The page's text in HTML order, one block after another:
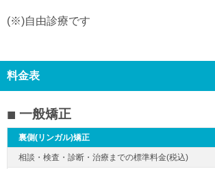
(※)自由診療です
料金表
一般矯正
裏側(リンガル)矯正